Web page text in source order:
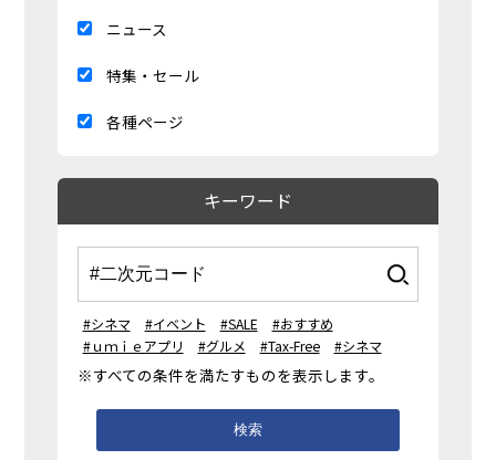
ニュース
特集・セール
各種ページ
キーワード
#シネマ #イベント #SALE
#おすすめ
#ｕｍｉｅアプリ
#グルメ #Tax-Free #シネマ
※すべての条件を満たすものを表示します。
検索